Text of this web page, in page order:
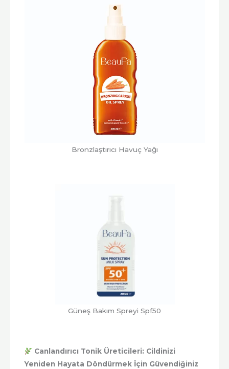
Bronzlaştırıcı Havuç Yağı
Güneş Bakım Spreyi Spf50
Canlandırıcı Tonik Üreticileri: Cildinizi
Yeniden Hayata Döndürmek İçin Güvendiğiniz